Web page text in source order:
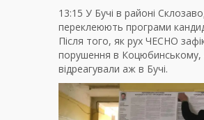
13:15 У Бучі в районі
переклеюють програми
Після того, як рух ЧЕСНО
порушення в Коцюбинському,
відреагували аж в Бучі.